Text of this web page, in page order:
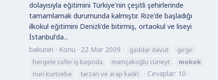
dolayısıyla eğitimini Türkiye'nin çeşitli şehirlerinde
tamamlamak durumunda kalmıştır. Rize'de başladığı
ilkokul eğitimini Denizli'de bitirmiş, ortaokul ve liseyi
İstanbul'da...
bakunin
Konu 22 Mar 2009 gaddar davut
gırgır
hergele cafer iş başında
mamçakoğlu cüneyt
mokok
nuri kurtcebe
tarzan ve arap kadri
Cevaplar: 10